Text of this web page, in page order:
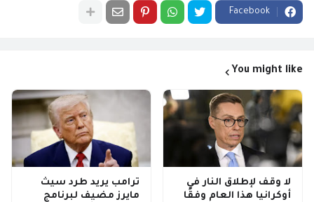
Facebook
You might like
لا وقف لإطلاق النار في
أوكرانيا هذا العام وفقًا
ترامب يريد طرد سيث
مايرز مضيف لبرنامج